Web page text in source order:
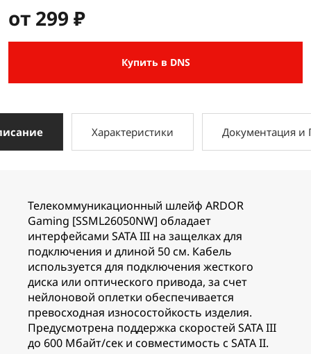
от 299 ₽
Купить в DNS
Характеристики Документация и
Телекоммуникационный шлейф ARDOR
Gaming [SSML26050NW] обладает
интерфейсами SATA III на защелках для
подключения и длиной 50 см. Кабель
используется для подключения жесткого
диска или оптического привода, за счет
нейлоновой оплетки обеспечивается
превосходная износостойкость изделия.
Предусмотрена поддержка скоростей SATA III
до 600 Мбайт/сек и совместимость с SATA II.